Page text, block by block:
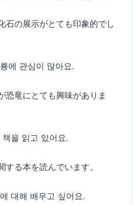
石の展示がとても印象的でし
에 관심이 많아요.
恐竜にとても興味がありま
책을 읽고 있어요.
する本を読んでいます。
대해 배우고 싶어요.